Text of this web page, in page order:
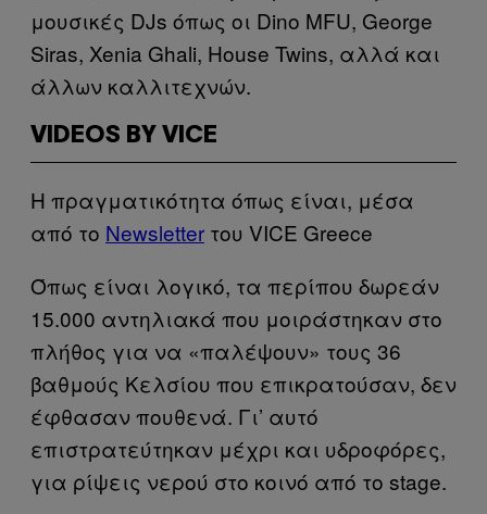
μουσικές DJs όπως οι Dino MFU, George
Siras, Xenia Ghali, House Twins, αλλά και
άλλων καλλιτεχνών.
VIDEOS BY VICE
Η πραγματικότητα όπως είναι, μέσα
από το Newsletter του VICE Greece
Όπως είναι λογικό, τα περίπου δωρεάν
15.000 αντηλιακά που μοιράστηκαν στο
πλήθος για να «παλέψουν» τους 36
βαθμούς Κελσίου που επικρατούσαν, δεν
έφθασαν πουθενά. Γι’ αυτό
επιστρατεύτηκαν μέχρι και υδροφόρες,
για ρίψεις νερού στο κοινό από το stage.